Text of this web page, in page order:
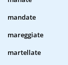
mandate
mareggiate
martellate